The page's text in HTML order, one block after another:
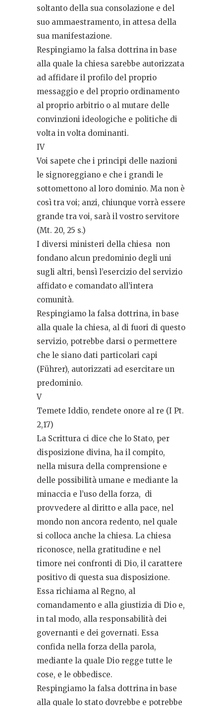
soltanto della sua consolazione e del
suo ammaestramento, in attesa della
sua manifestazione.
Respingiamo la falsa dottrina in base
alla quale la chiesa sarebbe autorizzata
ad affidare il profilo del proprio
messaggio e del proprio ordinamento
al proprio arbitrio o al mutare delle
convinzioni ideologiche e politiche di
volta in volta dominanti.
IV
Voi sapete che i principi delle nazioni
le signoreggiano e che i grandi le
sottomettono al loro dominio. Ma non è
così tra voi; anzi, chiunque vorrà essere
grande tra voi, sarà il vostro servitore
(Mt. 20, 25 s.)
I diversi ministeri della chiesa non
fondano alcun predominio degli uni
sugli altri, bensì l’esercizio del servizio
affidato e comandato all’intera
comunità.
Respingiamo la falsa dottrina, in base
alla quale la chiesa, al di fuori di questo
servizio, potrebbe darsi o permettere
che le siano dati particolari capi
(Führer), autorizzati ad esercitare un
predominio.
V
Temete Iddio, rendete onore al re (I Pt.
2,17)
La Scrittura ci dice che lo Stato, per
disposizione divina, ha il compito,
nella misura della comprensione e
delle possibilità umane e mediante la
minaccia e l’uso della forza, di
provvedere al diritto e alla pace, nel
mondo non ancora redento, nel quale
si colloca anche la chiesa. La chiesa
riconosce, nella gratitudine e nel
timore nei confronti di Dio, il carattere
positivo di questa sua disposizione.
Essa richiama al Regno, al
comandamento e alla giustizia di Dio e,
in tal modo, alla responsabilità dei
governanti e dei governati. Essa
confida nella forza della parola,
mediante la quale Dio regge tutte le
cose, e le obbedisce.
Respingiamo la falsa dottrina in base
alla quale lo stato dovrebbe e potrebbe